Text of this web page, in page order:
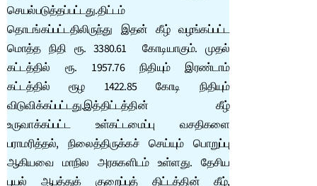
செயல்படுத்தப்பட்டது.திட்டம்
தொடங்கப்பட்டதிலிருந்து இதன் கீழ் வழங்கப்பட்ட
மொத்த நிதி ரூ. 3380.61 கோடியாகும். முதல்
கட்டத்தில் ரூ. 1957.76 நிதியும் இரண்டாம்
கட்டத்தில் ரூழ 1422.85 கோடி நிதியும்
விடுவிக்கப்பட்டது.இத்திட்டத்தின் கீழ்
உருவாக்கப்பட்ட உள்கட்டமைப்பு வசதிகளை
பராமரித்தல், நிலைத்திருக்கச் செய்யும் பொறுப்பு
ஆகியவை மாநில அரசுகளிடம் உள்ளது. தேசிய
புயல் ஆபத்துக் குறைப்புத் திட்டத்தின் கீழ்,